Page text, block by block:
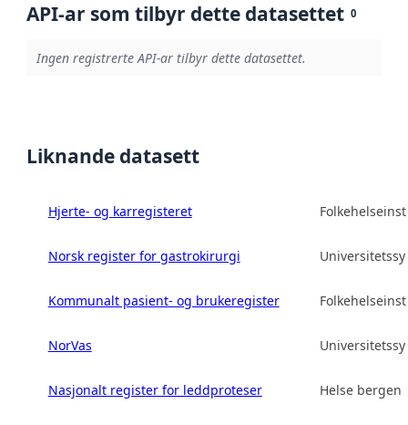
API-ar som tilbyr dette datasettet 0
Ingen registrerte API-ar tilbyr dette datasettet.
Liknande datasett
Hjerte- og karregisteret
Norsk register for gastrokirurgi
Kommunalt pasient- og brukeregister
NorVas
Nasjonalt register for leddproteser Helse bergen